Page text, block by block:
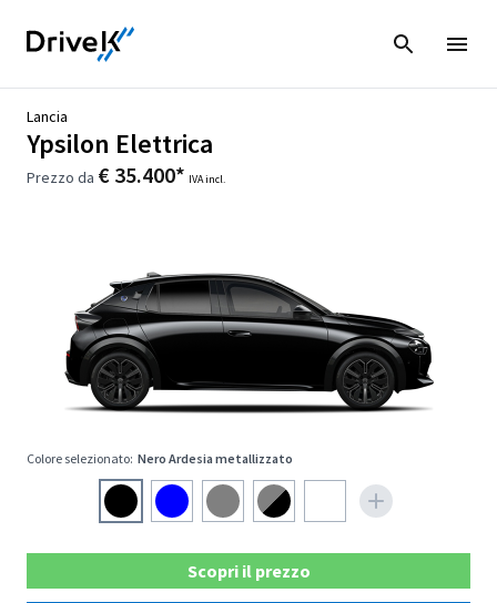
Lancia
Ypsilon Elettrica
Prezzo da € 35.400* IVA incl.
Colore selezionato: Nero Ardesia metallizzato
Scopri il prezzo